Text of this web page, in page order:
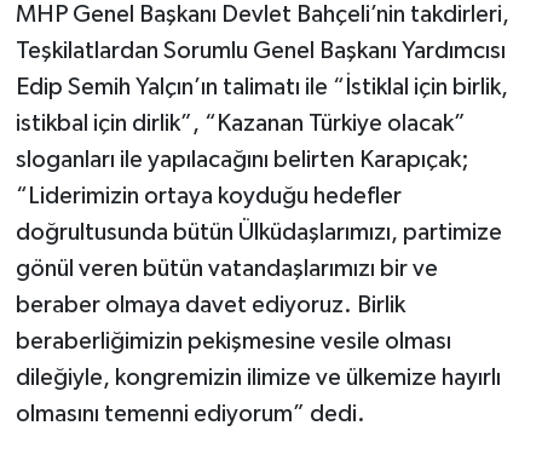
MHP Genel Başkanı Devlet Bahçeli’nin takdirleri,
Teşkilatlardan Sorumlu Genel Başkanı Yardımcısı
Edip Semih Yalçın’ın talimatı ile “İstiklal için birlik,
istikbal için dirlik”, “Kazanan Türkiye olacak”
sloganları ile yapılacağını belirten Karapıçak;
“Liderimizin ortaya koyduğu hedefler
doğrultusunda bütün Ülküdaşlarımızı, partimize
gönül veren bütün vatandaşlarımızı bir ve
beraber olmaya davet ediyoruz. Birlik
beraberliğimizin pekişmesine vesile olması
dileğiyle, kongremizin ilimize ve ülkemize hayırlı
olmasını temenni ediyorum” dedi.